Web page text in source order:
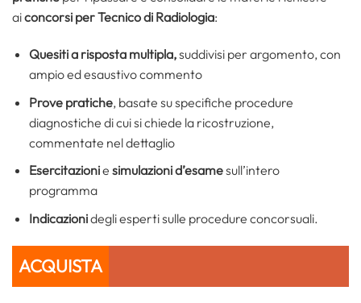
aiconcorsi per Tecnico di Radiologia:
Quesiti a risposta multipla,suddivisi per argomento, con
ampio ed esaustivo commento
Prove pratiche, basate su specifiche procedure
diagnostiche di cui si chiede la ricostruzione,
commentate nel dettaglio
Esercitazionie simulazioni d’esamesull’intero
programma
Indicazionidegli esperti sulle procedure concorsuali.
ACQUISTA